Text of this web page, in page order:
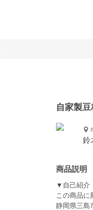
自家製
鈴
商品説明
▼自己紹介
この商品に
静岡県三島